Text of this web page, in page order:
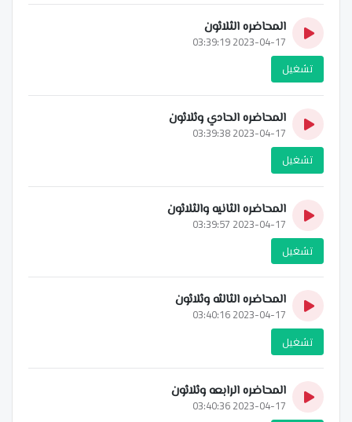
المحاضره الثلاثون
2023-04-17 03:39:19
تشغيل
المحاضره الحادي وثلاثون
2023-04-17 03:39:38
تشغيل
المحاضره الثانيه والثلاثون
2023-04-17 03:39:57
تشغيل
المحاضره الثالثه وثلاثون
2023-04-17 03:40:16
تشغيل
المحاضره الرابعه وثلاثون
2023-04-17 03:40:36